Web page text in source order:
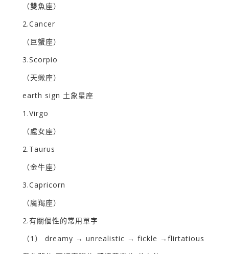
（雙魚座）
2.Cancer
（巨蟹座）
3.Scorpio
（天蠍座）
earth sign 土象星座
1.Virgo
（處女座）
2.Taurus
（金牛座）
3.Capricorn
（魔羯座）
2.有關個性的常用單字
（1） dreamy → unrealistic → fickle →flirtatious